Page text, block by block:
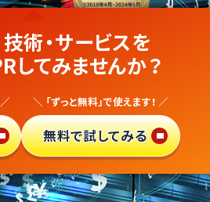
!
ンク向け
イトで
術・サービスを
してみませんか？
＼ 「ずっと無料」で使えます！ ／
無料で試してみる